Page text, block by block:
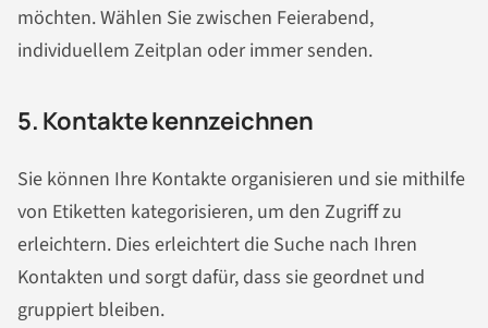
möchten. Wählen Sie zwischen Feierabend,
individuellem Zeitplan oder immer senden.
5. Kontakte kennzeichnen
Sie können Ihre Kontakte organisieren und sie mithilfe
von Etiketten kategorisieren, um den Zugriff zu
erleichtern. Dies erleichtert die Suche nach Ihren
Kontakten und sorgt dafür, dass sie geordnet und
gruppiert bleiben.